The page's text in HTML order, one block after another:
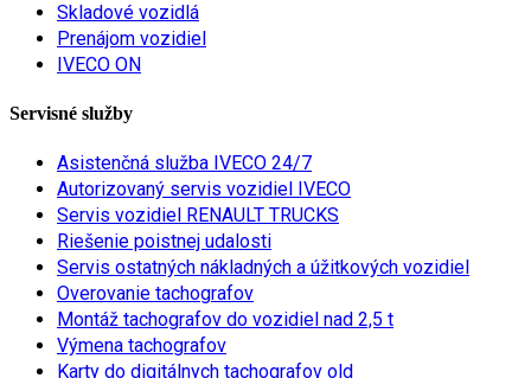
Skladové vozidlá
Prenájom vozidiel
IVECO ON
Servisné služby
Asistenčná služba IVECO 24/7
Autorizovaný servis vozidiel IVECO
Servis vozidiel RENAULT TRUCKS
Riešenie poistnej udalosti
Servis ostatných nákladných a úžitkových vozidiel
Overovanie tachografov
Montáž tachografov do vozidiel nad 2,5 t
Výmena tachografov
Karty do digitálnych tachografov old